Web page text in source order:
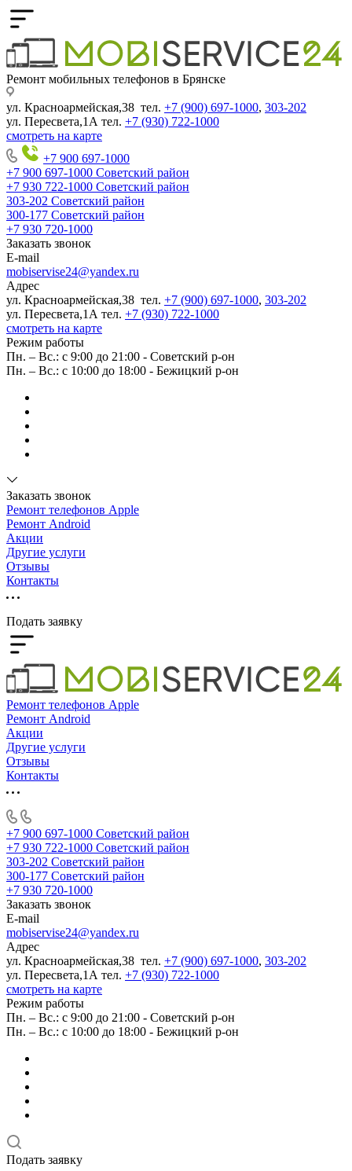
Ремонт мобильных телефонов в Брянске
ул. Красноармейская,38 тел. +7 (900) 697-1000, 303-202
ул. Пересвета,1А тел. +7 (930) 722-1000
смотреть на карте
+7 900 697-1000
+7 900 697-1000 Советский район
+7 930 722-1000 Советский район
303-202 Советский район
300-177 Советский район
+7 930 720-1000
Заказать звонок
E-mail
mobiservise24@yandex.ru
Адрес
ул. Красноармейская,38 тел. +7 (900) 697-1000, 303-202
ул. Пересвета,1А тел. +7 (930) 722-1000
смотреть на карте
Режим работы
Пн. – Вс.: с 9:00 до 21:00 - Советский р-он
Пн. – Вс.: с 10:00 до 18:00 - Бежицкий р-он
Заказать звонок
Ремонт телефонов Apple
Ремонт Android
Акции
Другие услуги
Отзывы
Контакты
Подать заявку
Ремонт телефонов Apple
Ремонт Android
Акции
Другие услуги
Отзывы
Контакты
+7 900 697-1000 Советский район
+7 930 722-1000 Советский район
303-202 Советский район
300-177 Советский район
+7 930 720-1000
Заказать звонок
E-mail
mobiservise24@yandex.ru
Адрес
ул. Красноармейская,38 тел. +7 (900) 697-1000, 303-202
ул. Пересвета,1А тел. +7 (930) 722-1000
смотреть на карте
Режим работы
Пн. – Вс.: с 9:00 до 21:00 - Советский р-он
Пн. – Вс.: с 10:00 до 18:00 - Бежицкий р-он
Подать заявку